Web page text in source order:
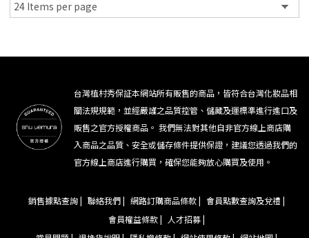
台灣植村秀保証本網站所有販售的商品，皆符合台灣化妝品相
關法規規範，並經嚴謹之品質控管、儲藏及運標準進行進口及
販售之官方授權商品。 我們無法對其他自非官方線上商店購
入商品之品質、安全或儲存條件提供保證，建議您透過我們的
官方線上商店進行購買，確保您能夠放心購買及使用。
銷售據點查詢 | 聯絡我們 | 網路訂購商品條款 | 會員點數查詢及兌禮 |
會員權益條款 |
人才招募 |